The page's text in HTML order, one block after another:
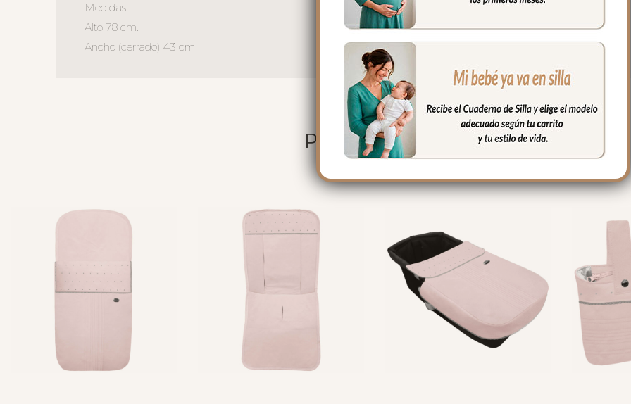
Medidas:
Alto 78 cm.
Ancho (cerrado) 43 cm
PRODUCTOS RELACIONADOS